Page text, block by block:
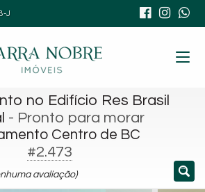
J
no Edifício Res Brasil
- Pronto para morar
Centro de BC
#2.473
avaliação)